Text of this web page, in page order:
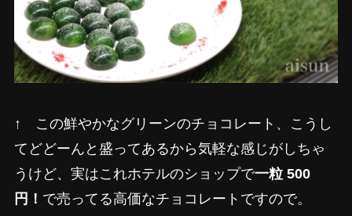
↑ この鮮やかなグリーンのチョコレート、こうし
てどどーんと盛ってあるから気軽な感じがしちゃ
うけど、実はこれホテルのショップで一粒 500
円！ で売ってる高価なチョコレートですので。